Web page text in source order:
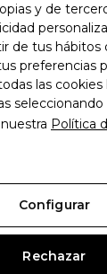
de
y de
de tus hábitos
preferencias
las
Política
Configurar
Rechazar
Aviso Legal